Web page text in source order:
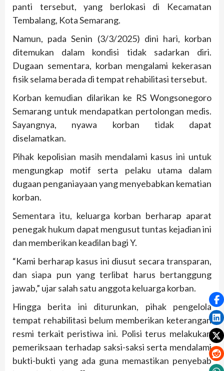
panti tersebut, yang berlokasi di Kecamatan
Tembalang, Kota Semarang.
Namun, pada Senin (3/3/2025) dini hari, korban
ditemukan dalam kondisi tidak sadarkan diri.
Dugaan sementara, korban mengalami kekerasan
fisik selama berada di tempat rehabilitasi tersebut.
Korban kemudian dilarikan ke RS Wongsonegoro
Semarang untuk mendapatkan pertolongan medis.
Sayangnya, nyawa korban tidak dapat
diselamatkan.
Pihak kepolisian masih mendalami kasus ini untuk
mengungkap motif serta pelaku utama dalam
dugaan penganiayaan yang menyebabkan kematian
korban.
Sementara itu, keluarga korban berharap aparat
penegak hukum dapat mengusut tuntas kejadian ini
dan memberikan keadilan bagi Y.
“Kami berharap kasus ini diusut secara transparan,
dan siapa pun yang terlibat harus bertanggung
jawab,” ujar salah satu anggota keluarga korban.
Hingga berita ini diturunkan, pihak pengelola
tempat rehabilitasi belum memberikan keterangan
resmi terkait peristiwa ini. Polisi terus melakukan
pemeriksaan terhadap saksi-saksi serta mendalami
bukti-bukti yang ada guna memastikan penyebab